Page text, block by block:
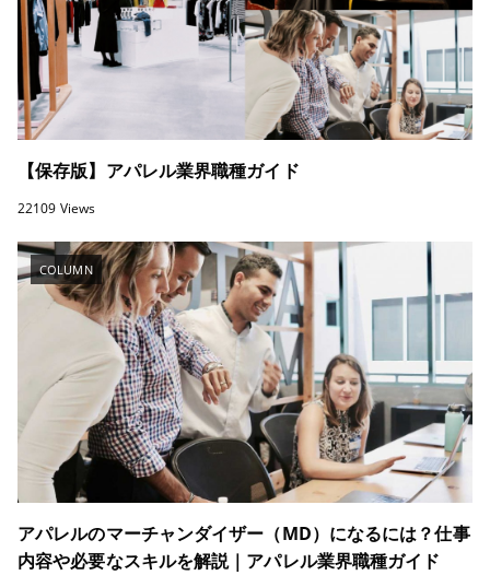
【保存版】アパレル業界職種ガイド
22109 Views
COLUMN
アパレルのマーチャンダイザー（MD）になるには？仕事
内容や必要なスキルを解説｜アパレル業界職種ガイド